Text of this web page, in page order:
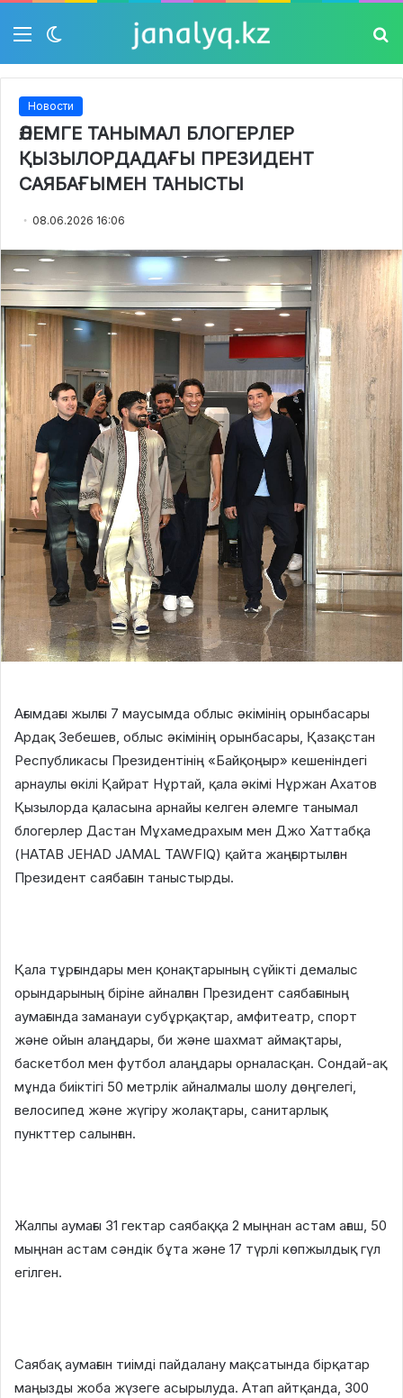
Мәзір
skin
Новости
ӘЛЕМГЕ ТАНЫМАЛ БЛОГЕРЛЕР
ҚЫЗЫЛОРДАДАҒЫ ПРЕЗИДЕНТ
САЯБАҒЫМЕН ТАНЫСТЫ
08.06.2026 16:06
Ағымдағы жылғы 7 маусымда облыс әкімінің орынбасары
Ардақ Зебешев, облыс әкімінің орынбасары, Қазақстан
Республикасы Президентінің «Байқоңыр» кешеніндегі
арнаулы өкілі Қайрат Нұртай, қала әкімі Нұржан Ахатов
Қызылорда қаласына арнайы келген әлемге танымал
блогерлер Дастан Мұхамедрахым мен Джо Хаттабқа
(HATAB JEHAD JAMAL TAWFIQ) қайта жаңғыртылған
Президент саябағын таныстырды.
Қала тұрғындары мен қонақтарының сүйікті демалыс
орындарының біріне айналған Президент саябағының
аумағында заманауи субұрқақтар, амфитеатр, спорт
және ойын алаңдары, би және шахмат аймақтары,
баскетбол мен футбол алаңдары орналасқан. Сондай-ақ
мұнда биіктігі 50 метрлік айналмалы шолу дөңгелегі,
велосипед және жүгіру жолақтары, санитарлық
пункттер салынған.
Жалпы аумағы 31 гектар саябаққа 2 мыңнан астам ағаш, 50
мыңнан астам сәндік бұта және 17 түрлі көпжылдық гүл
егілген.
Саябақ аумағын тиімді пайдалану мақсатында бірқатар
маңызды жоба жүзеге асырылуда. Атап айтқанда, 300